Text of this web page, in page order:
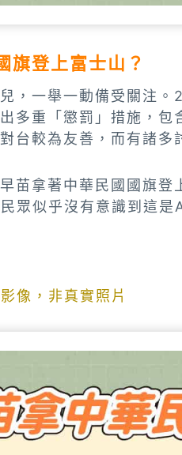
旗登上富士山？
，一舉一動備受關注
多重「懲罰」措施，
台較為友善，而有諸多
苗拿著中華民國國旗
眾似乎沒有意識到這
像，非真實照片